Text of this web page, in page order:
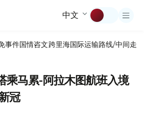
中文
事件国情咨文跨里海国际运输路线/中间走廊
乘马累-阿拉木图航班入境
冠